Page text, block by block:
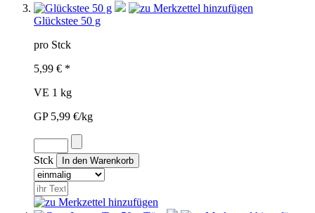
Glückstee 50 g
pro Stck
5,99 € *
VE 1 kg
GP 5,99 €/kg
Stck